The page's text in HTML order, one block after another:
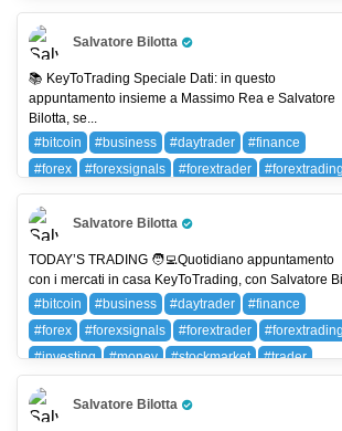
Salvatore Bilotta
Pro Trader
📚 KeyToTrading Speciale Dati: in questo
appuntamento insieme a Massimo Rea e Salvatore
Bilotta, se...
#bitcoin
#business #daytrader
#finance
#forex
#forexsignals #forextrader
#forextrading
#investing
#money #stockmarket
#trader
#trading
#wallstreet BTC (BITCOIN)
Salvatore Bilotta
Pro Trader
TODAY’S TRADING 🧑‍💻Quotidiano appuntamento
con i mercati in casa KeyToTrading, con Salvatore
#bitcoin
#business #daytrader
#finance
#forex
#forexsignals #forextrader
#forextrading
#investing
#money #stockmarket
#trader
Salvatore Bilotta
Pro Trader